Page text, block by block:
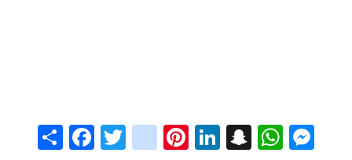
ShareFacebook
Twitter
instagram
Pinterest
LinkedIn
Snapchat